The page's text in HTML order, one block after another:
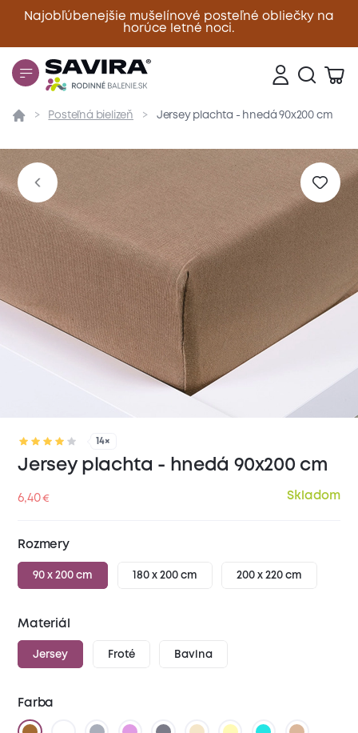
Najobľúbenejšie mušelínové posteľné obliečky na
horúce letné noci.
Zavrieť
Prehľad Parametre Popis produktu
Posteľná bielizeň Jersey plachta - hnedá 90x200 cm
14×
Jersey plachta - hnedá 90x200 cm
6,40€ Skladom
Rozmery
90 x 200 cm 180 x 200 cm 200 x 220 cm
Materiál
Jersey Froté Bavlna
Farba